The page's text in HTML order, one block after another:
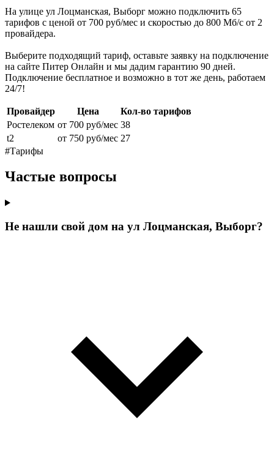
На улице ул Лоцманская, Выборг можно подключить 65
тарифов с ценой от 700 руб/мес и скоростью до 800 Мб/с от 2
провайдера.
Выберите подходящий тариф, оставьте заявку на подключение
на сайте Питер Онлайн и мы дадим гарантию 90 дней.
Подключение бесплатное и возможно в тот же день, работаем
24/7!
Провайдер Цена
Кол-во тарифов
Ростелеком от 700 руб/мес 38
t2
от 750 руб/мес 27
#Тарифы
Частые вопросы
Не нашли свой дом на ул Лоцманская, Выборг?